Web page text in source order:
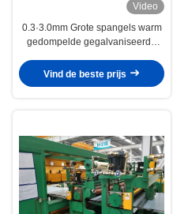
Video
0.3·3.0mm Grote spangels warm
gedompelde gegalvaniseerde
voor buitenwandbekleding
Vind de beste prijs